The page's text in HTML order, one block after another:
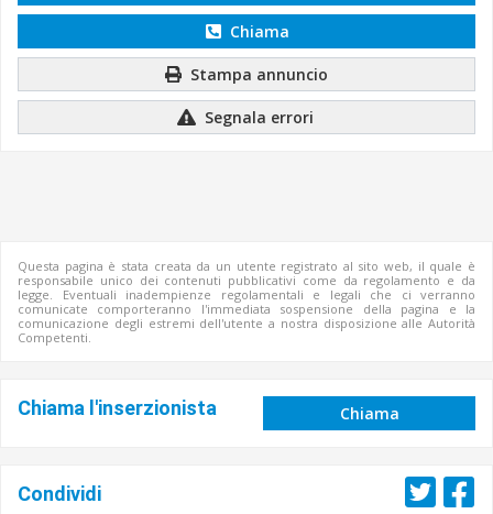
Chiama
Stampa annuncio
Segnala errori
Questa pagina è stata creata da un utente registrato al sito web, il quale è
responsabile unico dei contenuti pubblicativi come da regolamento e da
legge. Eventuali inadempienze regolamentali e legali che ci verranno
comunicate comporteranno l'immediata sospensione della pagina e la
comunicazione degli estremi dell'utente a nostra disposizione alle Autorità
Competenti.
Chiama l'inserzionista Chiama
Condividi